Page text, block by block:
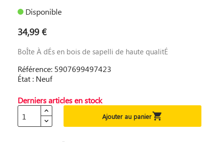
Disponible
34,99 €
BoÎte À dÉs en bois de sapelli de haute qualitÉ
Référence: 5907699497423
État : Neuf
Derniers articles en stock
Ajouter au panier